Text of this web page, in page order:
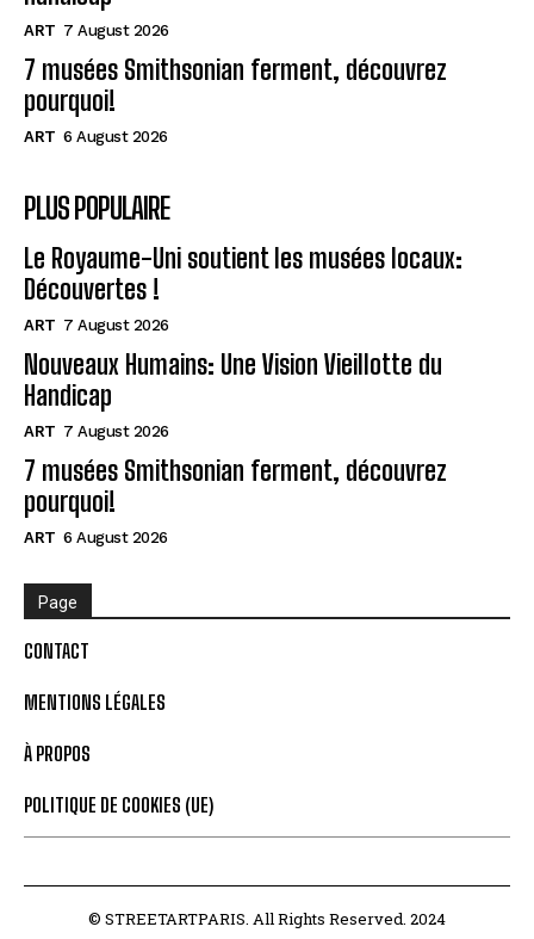
ART 7 August 2026
7 musées Smithsonian ferment, découvrez
pourquoi!
ART 6 August 2026
PLUS POPULAIRE
Le Royaume-Uni soutient les musées locaux:
Découvertes !
ART 7 August 2026
Nouveaux Humains: Une Vision Vieillotte du
Handicap
ART 7 August 2026
7 musées Smithsonian ferment, découvrez
pourquoi!
ART 6 August 2026
Page
CONTACT
MENTIONS LÉGALES
À PROPOS
POLITIQUE DE COOKIES (UE)
© STREETARTPARIS. All Rights Reserved. 2024